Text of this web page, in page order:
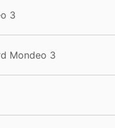
3
Mondeo 3